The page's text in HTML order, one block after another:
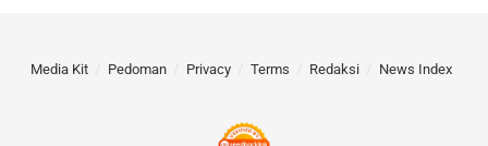
Media Kit Pedoman Privacy Terms Redaksi News Index